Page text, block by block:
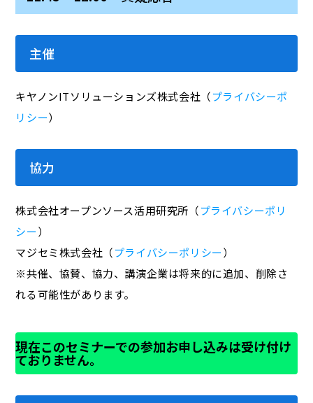
主催
キヤノンITソリューションズ株式会社（プライバシーポ
リシー）
協力
株式会社オープンソース活用研究所（プライバシーポリ
シー）
マジセミ株式会社（プライバシーポリシー）
※共催、協賛、協力、講演企業は将来的に追加、削除さ
れる可能性があります。
現在このセミナーでの参加お申し込みは受け付け
ておりません。